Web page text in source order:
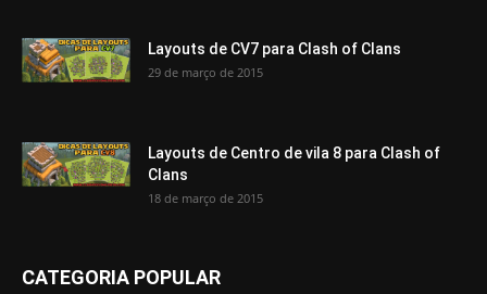
Layouts de CV7 para Clash of Clans
29 de março de 2015
Layouts de Centro de vila 8 para Clash of
Clans
18 de março de 2015
CATEGORIA POPULAR